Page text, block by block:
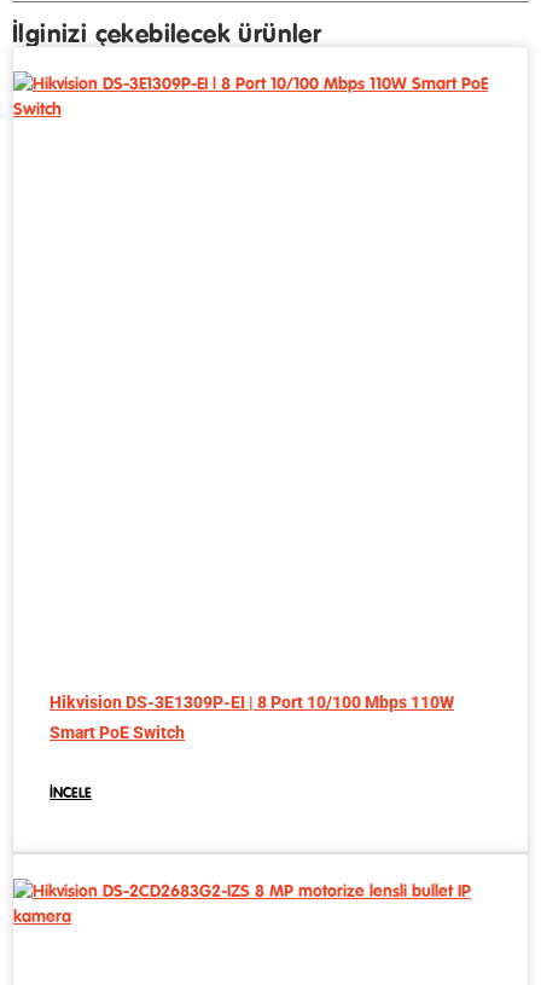
İlginizi çekebilecek ürünler
Hikvision DS-3E1309P-EI | 8 Port 10/100 Mbps 110W
Smart PoE Switch
İNCELE